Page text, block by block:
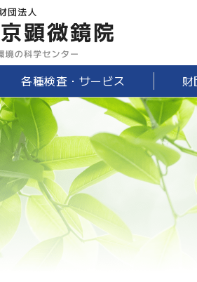
各種検査・サービス